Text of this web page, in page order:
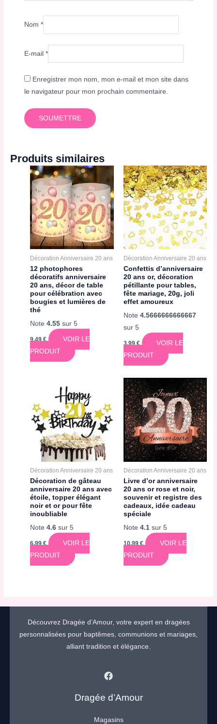
Nom*
E-mail*
Enregistrer mon nom, mon e-mail et mon site dans
le navigateur pour mon prochain commentaire.
Produits similaires
Décoration Anniversaire 20 ans
12 photophores
décoratifs anniversaire
20 ans, décor de table
pour célébration avec
bougies et lumières de
thé
Note4.55 sur 5
9,49€
VOIR LE
PRODUIT
Décoration Anniversaire 20 ans
Confettis d’anniversaire
20 ans or, décoration
pétillante pour tables,
fête mariage, 20g, joli
effet amoureux
Note 4.5666666666667
sur 5
3,99€
VOIR LE
PRODUIT
Décoration Anniversaire 20 ans
Décoration de gâteau
anniversaire 20 ans avec
étoile, topper élégant
noir et or pour fête
inoubliable
Note4.6 sur 5
6,99€
VOIR LE
PRODUIT
Décoration Anniversaire 20 ans
Livre d’or anniversaire
20 ans or rose et noir,
souvenir et registre des
cadeaux, idée cadeau
spéciale
Note 4.1sur 5
10,99€
VOIR LE
PRODUIT
Découvrez Dragée d’Amour, votre expert en dragées
personnalisées pour baptêmes, communions et mariages,
alliant tradition et élégance.
Dragée d’Amour
Magasins